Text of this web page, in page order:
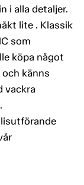
i alla detaljer.
lite . Klassik
som
köpa något
känns
vackra